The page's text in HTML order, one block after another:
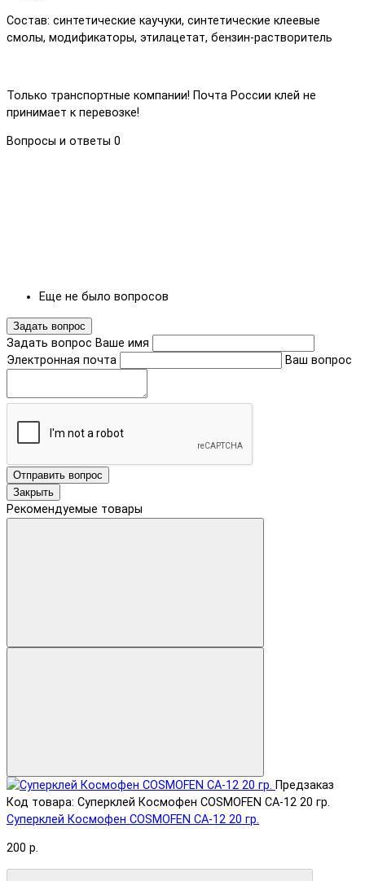
Состав: синтетические каучуки, синтетические клеевые
смолы, модификаторы, этилацетат, бензин-растворитель
Только транспортные компании! Почта России клей не
принимает к перевозке!
Вопросы и ответы 0
Еще не было вопросов
Задать вопрос
Задать вопрос Ваше имя
Электронная почта
Ваш вопрос
Отправить вопрос
Закрыть
Рекомендуемые товары
Предзаказ
Код товара: Суперклей Космофен COSMOFEN CA-12 20 гр.
Суперклей Космофен COSMOFEN CA-12 20 гр.
200 р.